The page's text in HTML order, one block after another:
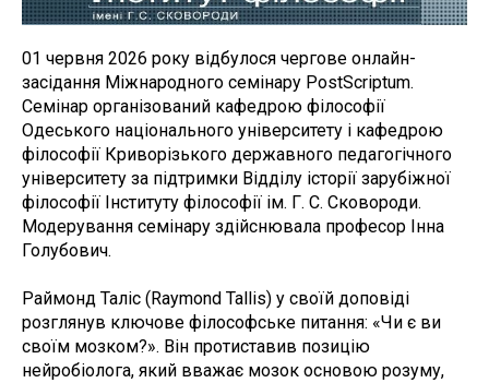
01 червня 2026 року відбулося чергове онлайн-
засідання Міжнародного семінару PostScriptum.
Семінар організований кафедрою філософії
Одеського національного університету і кафедрою
філософії Криворізького державного педагогічного
університету за підтримки Відділу історії зарубіжної
філософії Інституту філософії ім. Г. С. Сковороди.
Модерування семінару здійснювала професор Інна
Голубович.
Раймонд Таліс (Raymond Tallis) у своїй доповіді
розглянув ключове філософське питання: «Чи є ви
своїм мозком?». Він протиставив позицію
нейробіолога, який вважає мозок основою розуму,